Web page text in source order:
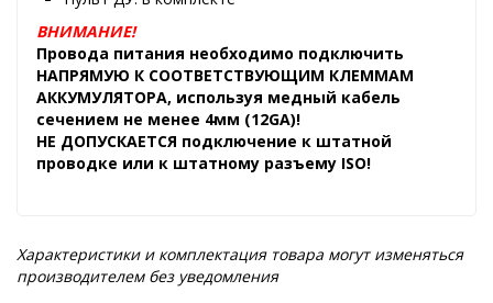
ВНИМАНИЕ!
Провода питания необходимо подключить
НАПРЯМУЮ К СООТВЕТСТВУЮЩИМ КЛЕММАМ
АККУМУЛЯТОРА, используя медный кабель
сечением не менее 4мм (12GA)!
НЕ ДОПУСКАЕТСЯ подключение к штатной
проводке или к штатному разъему ISO!
Характеристики и комплектация товара могут изменяться
производителем без уведомления